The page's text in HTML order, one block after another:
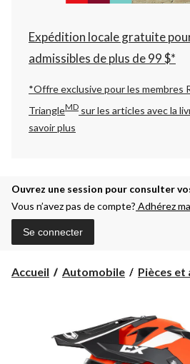
Expédition locale gratuite
admissibles de plus de 99 $*
*Offre exclusive pour les membres
TriangleMD sur les articles avec la
savoir plus
Ouvrez une session pour consulter
Vous n’avez pas de compte? Adhérez
Se connecter
Accueil Automobile Pièces et